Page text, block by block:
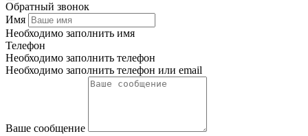
Обратный звонок
Имя
Необходимо заполнить имя
Телефон
Необходимо заполнить телефон
Необходимо заполнить телефон или email
Ваше сообщение